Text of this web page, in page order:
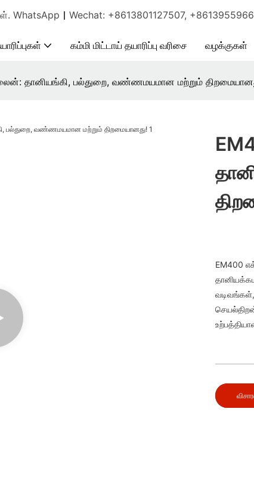
WhatsApp｜Wechat: +8613801127507,
கம்மி மிட்டாய் தயாரிப்பு வரிசை வழக்குகள்
தானியங்கி, பல்துறை, வண்ணமயமான மற்றும்
EM400